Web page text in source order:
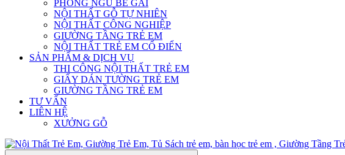
PHÒNG NGỦ BÉ GÁI
NỘI THẤT GỖ TỰ NHIÊN
NỘI THẤT CÔNG NGHIỆP
GIƯỜNG TẦNG TRẺ EM
NỘI THẤT TRẺ EM CỔ ĐIỂN
SẢN PHẨM & DỊCH VỤ
THI CÔNG NỘI THẤT TRẺ EM
GIẤY DÁN TƯỜNG TRẺ EM
GIƯỜNG TẦNG TRẺ EM
TƯ VẤN
LIÊN HỆ
XƯỞNG GỖ